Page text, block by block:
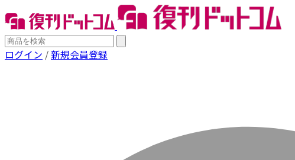
ログイン /新規会員登録